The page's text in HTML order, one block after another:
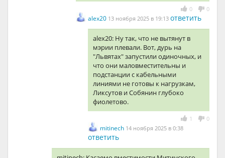
0 0
alex20 13 ноября 2025 в 19:13 ответить
alex20: Ну так, что не вытянут в
мэрии плевали. Вот, дурь на
"Львятах" запустили одиночных, и
что они маловместительны и
подстанции с кабельными
линиями не готовы к нагрузкам,
Ликсутов и Собянин глубоко
фиолетово.
1 0
mitinech 14 ноября 2025 в 0:38
ответить